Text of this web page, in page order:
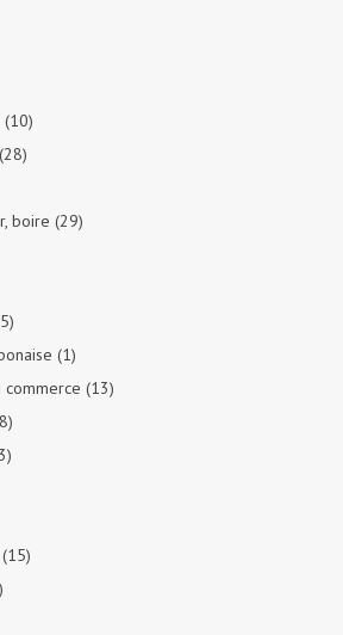
(10)
(28)
boire (29)
(1)
(13)
(15)